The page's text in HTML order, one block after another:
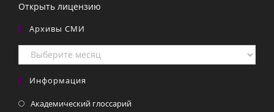
Открыть лицензию
Архивы СМИ
Архивы
СМИ
Информация
Академический глоссарий